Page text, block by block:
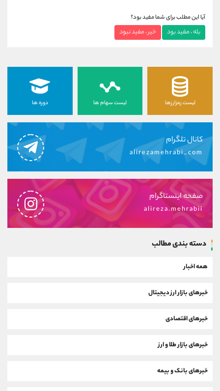
آیا این مطلب برای شما مفید بود؟
بله ، مفید بود خیر ، مفید نبود
لیست رمزارزها لیست سهام ها دوره ها
کانال تلگرام
alirezamehrabi_com
صفحه اینستاگرام
alireza.mehrabii
دسته بندی مطالب
همه اخبار
خبرهای بازار ارز دیجیتال
خبرهای اقتصادی
خبرهای بازار طلا و ارز
خبرهای بانک و بیمه